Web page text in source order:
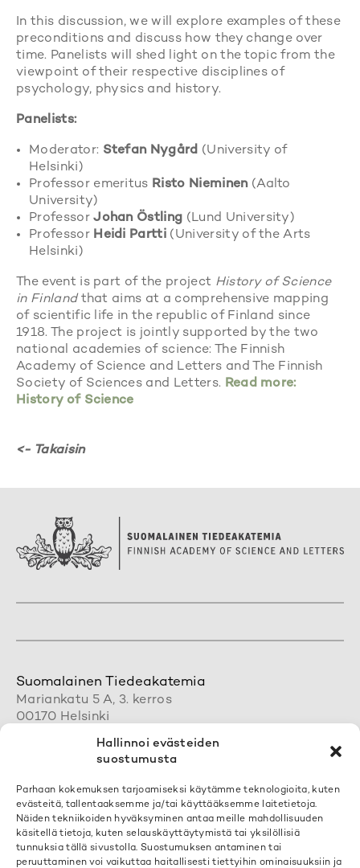
Hallinnoi evästeiden
suostumusta
Parhaan kokemuksen tarjoamiseksi käytämme teknologioita, kuten
evästeitä, tallentaaksemme ja/tai käyttääksemme laitetietoja.
Näiden tekniikoiden hyväksyminen antaa meille mahdollisuuden
käsitellä tietoja, kuten selauskäyttäytymistä tai yksilöllisiä
tunnuksia tällä sivustolla. Suostumuksen antaminen tai
peruuttaminen voi vaikuttaa haitallisesti tiettyihin ominaisuuksiin ja
In this discussion, we will explore examples of these
preconditions and discuss how they change over
time. Panelists will shed light on the topic from the
viewpoint of their respective disciplines of
psychology, physics and history.
Panelists:
Moderator: Stefan Nygård (University of
Helsinki)
Professor emeritus Risto Nieminen(Aalto
University)
ProfessorJohan Östling (Lund University)
Professor Heidi Partti (University of the Arts
Helsinki)
The event is part of the project History of Science
in Finlandthat aims at a comprehensive mapping
of scientific life in the republic of Finland since
1918. The project is jointly supported by the two
national academies of science: The Finnish
Academy of Science and Letters and The Finnish
Society of Sciences and Letters. Read more:
History of Science
<- Takaisin
Suomalainen Tiedeakatemia
Mariankatu 5 A, 3. kerros
00170 Helsinki
+358 50 462 0890
acadsci@acadsci.fi
Henkilökunnan yhteystiedot
Löydät yhteystietomme täältä
Tilaa uutiskirjeemme